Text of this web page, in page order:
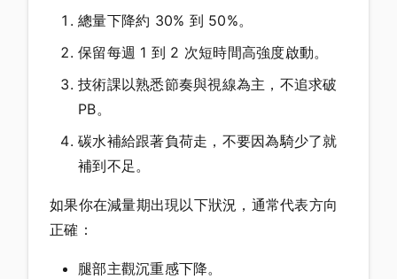
總量下降約 30% 到 50%。
保留每週 1 到 2 次短時間高強度啟動。
技術課以熟悉節奏與視線為主，不追求破
PB。
碳水補給跟著負荷走，不要因為騎少了就
補到不足。
如果你在減量期出現以下狀況，通常代表方向
正確：
腿部主觀沉重感下降。